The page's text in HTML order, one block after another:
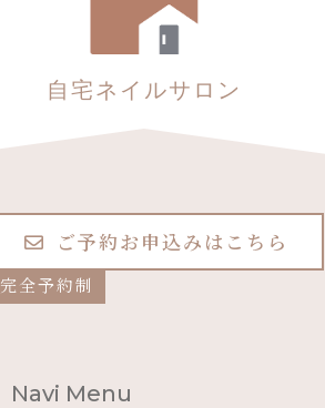
自宅ネイルサロン
ご予約お申込みはこちら
完全予約制
Navi Menu